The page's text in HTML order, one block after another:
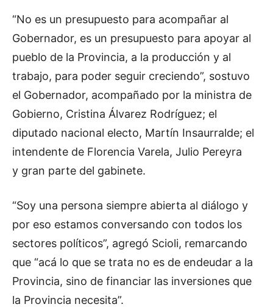
“No es un presupuesto para acompañar al
Gobernador, es un presupuesto para apoyar al
pueblo de la Provincia, a la producción y al
trabajo, para poder seguir creciendo”, sostuvo
el Gobernador, acompañado por la ministra de
Gobierno, Cristina Álvarez Rodríguez; el
diputado nacional electo, Martín Insaurralde; el
intendente de Florencia Varela, Julio Pereyra
y gran parte del gabinete.
“Soy una persona siempre abierta al diálogo y
por eso estamos conversando con todos los
sectores políticos”, agregó Scioli, remarcando
que “acá lo que se trata no es de endeudar a la
Provincia, sino de financiar las inversiones que
la Provincia necesita”.